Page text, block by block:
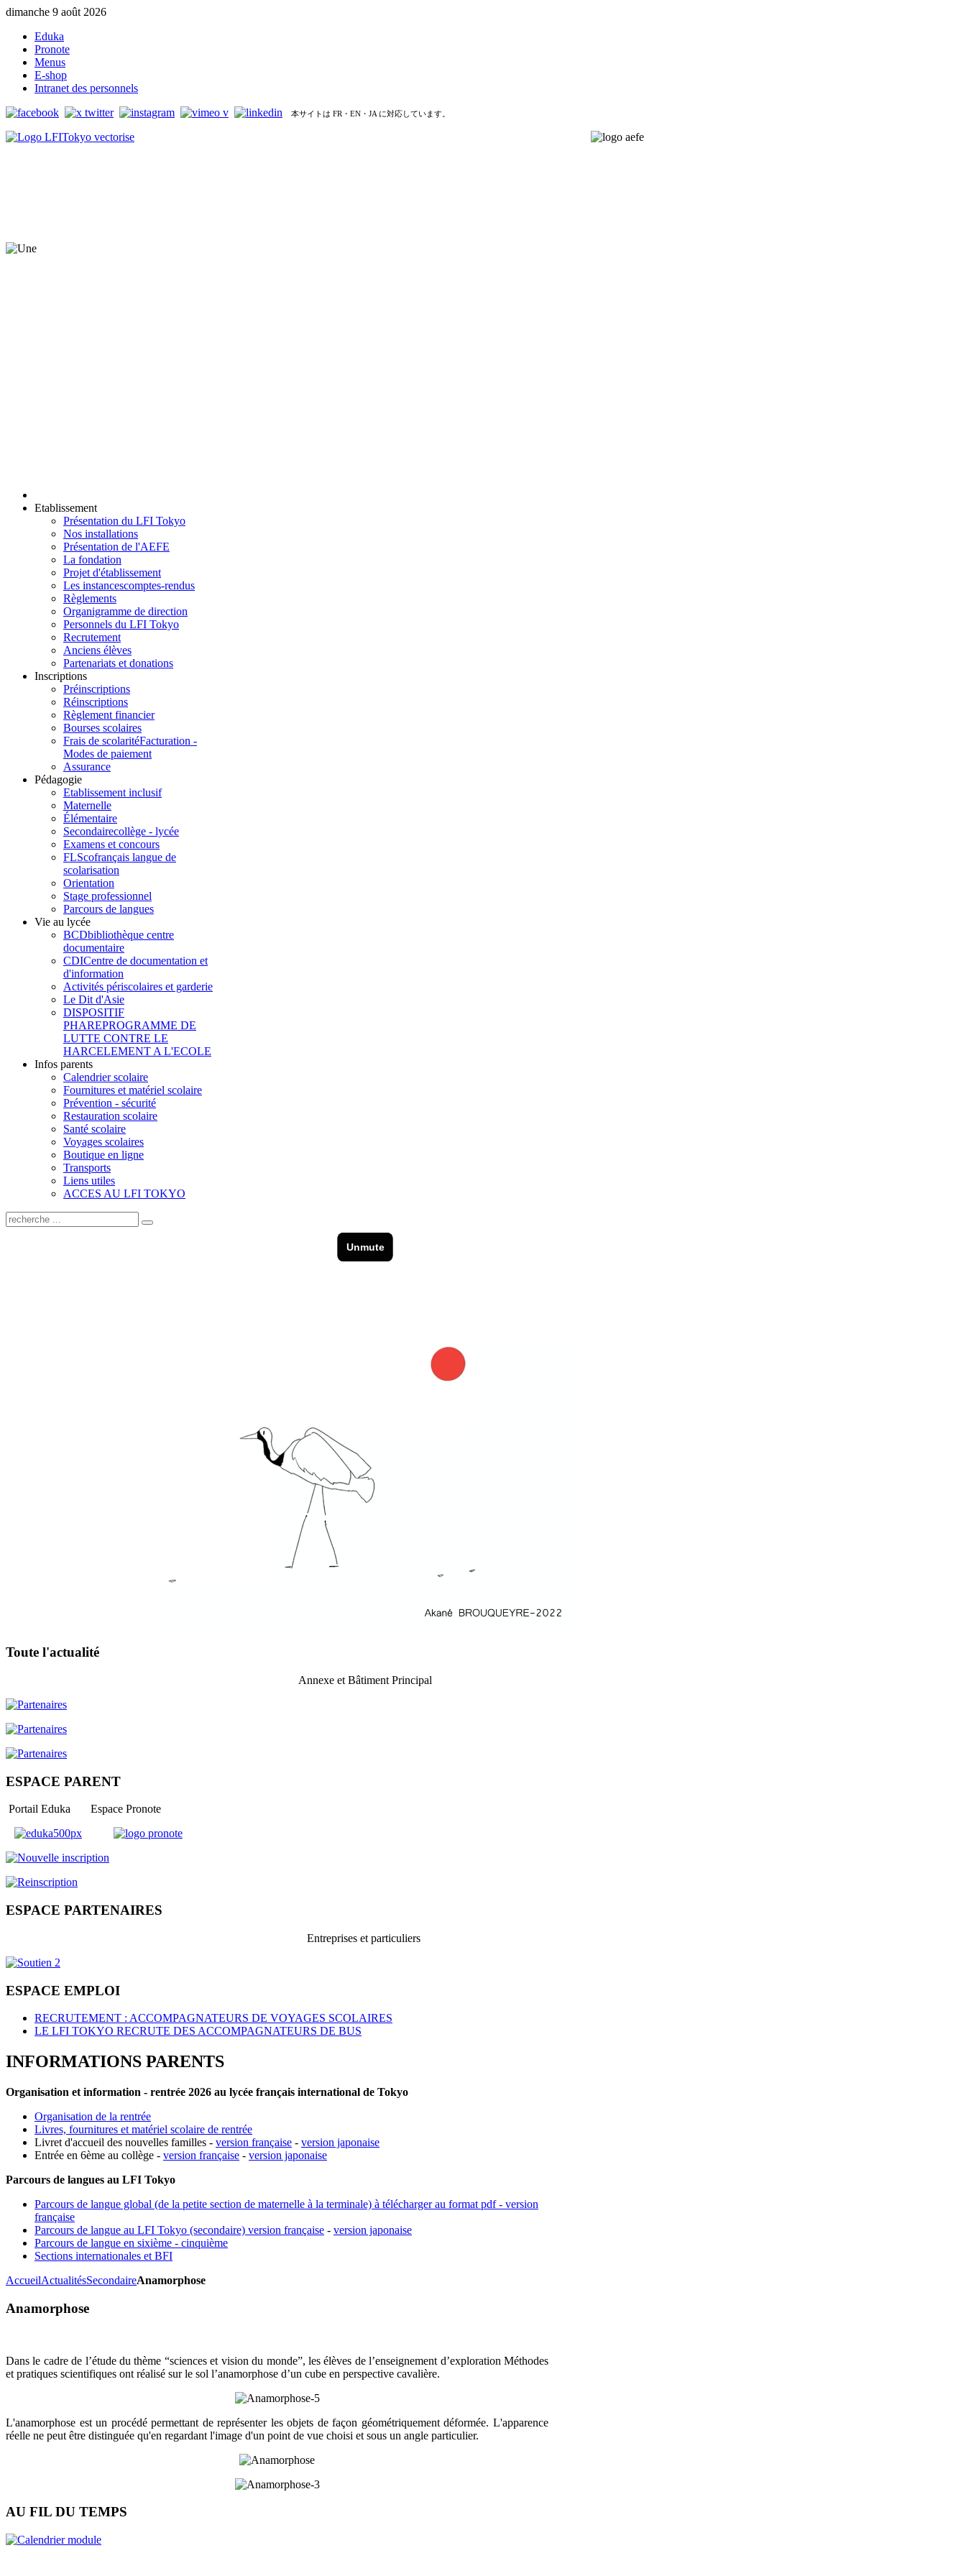
dimanche 9 août 2026
Eduka
Pronote
Menus
E-shop
Intranet des personnels
本サイトは FR・EN・JA に対応しています。
Etablissement
Présentation du LFI Tokyo
Nos installations
Présentation de l'AEFE
La fondation
Projet d'établissement
Les instancescomptes-rendus
Règlements
Organigramme de direction
Personnels du LFI Tokyo
Recrutement
Anciens élèves
Partenariats et donations
Inscriptions
Préinscriptions
Réinscriptions
Règlement financier
Bourses scolaires
Frais de scolaritéFacturation -
Modes de paiement
Assurance
Pédagogie
Etablissement inclusif
Maternelle
Élémentaire
Secondairecollège - lycée
Examens et concours
FLScofrançais langue de
scolarisation
Orientation
Stage professionnel
Parcours de langues
Vie au lycée
BCDbibliothèque centre
documentaire
CDICentre de documentation et
d'information
Activités périscolaires et garderie
Le Dit d'Asie
DISPOSITIF
PHAREPROGRAMME DE
LUTTE CONTRE LE
HARCELEMENT A L'ECOLE
Infos parents
Calendrier scolaire
Fournitures et matériel scolaire
Prévention - sécurité
Restauration scolaire
Santé scolaire
Voyages scolaires
Boutique en ligne
Transports
Liens utiles
ACCES AU LFI TOKYO
Toute l'actualité
Annexe et Bâtiment Principal
ESPACE PARENT
Portail Eduka Espace Pronote
ESPACE PARTENAIRES
Entreprises et particuliers
ESPACE EMPLOI
RECRUTEMENT : ACCOMPAGNATEURS DE VOYAGES SCOLAIRES
LE LFI TOKYO RECRUTE DES ACCOMPAGNATEURS DE BUS
INFORMATIONS PARENTS
Organisation et information - rentrée 2026 au lycée français international de Tokyo
Organisation de la rentrée
Livres, fournitures et matériel scolaire de rentrée
Livret d'accueil des nouvelles familles - version française - version japonaise
Entrée en 6ème au collège - version française - version japonaise
Parcours de langues au LFI Tokyo
Parcours de langue global (de la petite section de maternelle à la terminale) à télécharger au format pdf - version
française
Parcours de langue au LFI Tokyo (secondaire) version française - version japonaise
Parcours de langue en sixième - cinquième
Sections internationales et BFI
AccueilActualitésSecondaireAnamorphose
Anamorphose
Dans le cadre de l’étude du thème “sciences et vision du monde”, les élèves de l’enseignement d’exploration Méthodes
et pratiques scientifiques ont réalisé sur le sol l’anamorphose d’un cube en perspective cavalière.
​L'anamorphose est un procédé permettant de représenter les objets de façon géométriquement déformée. L'apparence
réelle ne peut être distinguée qu'en regardant l'image d'un point de vue choisi et sous un angle particulier.
AU FIL DU TEMPS